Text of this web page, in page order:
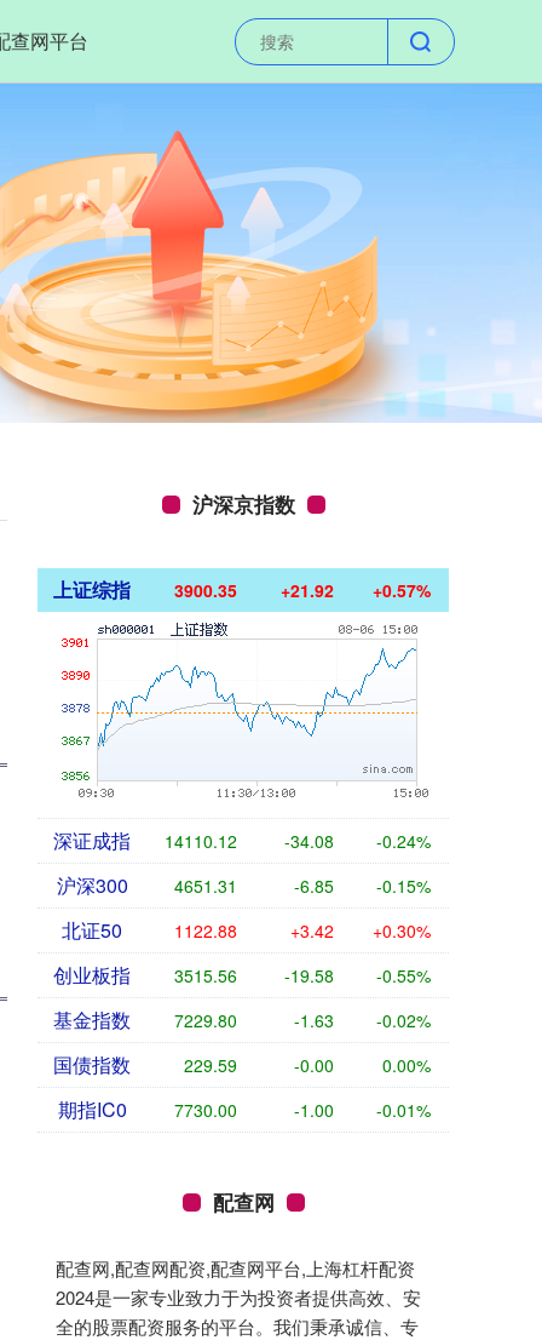
查网平台
沪深京指数
上证综指 3900.35 +21.92 +0.57%
深证成指 14110.12 -34.08 -0.24%
沪深300 4651.31 -6.85 -0.15%
北证50 1122.88 +3.42 +0.30%
创业板指 3515.56 -19.58 -0.55%
基金指数 7229.80 -1.63 -0.02%
国债指数 229.59 -0.00 0.00%
期指IC0 7730.00 -1.00 -0.01%
配查网
配查网,配查网配资,配查网平台,上海杠杆配资
2024是一家专业致力于为投资者提供高效、安
全的股票配资服务的平台。我们秉承诚信、专